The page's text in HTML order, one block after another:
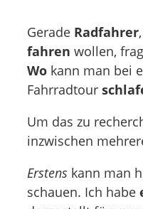
Gerade Radfahrer
fahren wollen,
Wo kann man bei
Fahrradtour
Um das zu
inzwischen
Erstens kann man
schauen. Ich habe